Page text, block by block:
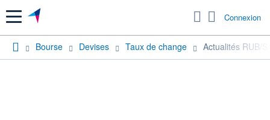
Menu Connexion
Bourse Devises Taux de change Actualités RUB/